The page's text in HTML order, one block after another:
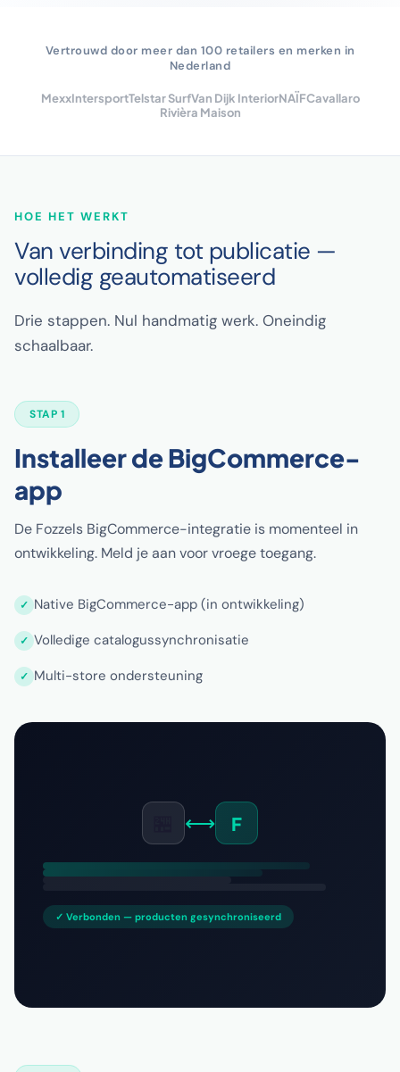
Vertrouwd door meer dan 100 retailers en merken in
Nederland
MexxIntersportTelstar SurfVan Dijk InteriorNAÏFCavallaro
Rivièra Maison
HOE HET WERKT
Van verbinding tot publicatie —
volledig geautomatiseerd
Drie stappen. Nul handmatig werk. Oneindig
schaalbaar.
STAP 1
Installeer de BigCommerce-
app
De Fozzels BigCommerce-integratie is momenteel in
ontwikkeling. Meld je aan voor vroege toegang.
Native BigCommerce-app (in ontwikkeling)
Volledige catalogussynchronisatie
Multi-store ondersteuning
⟷ F
✓ Verbonden — producten gesynchroniseerd